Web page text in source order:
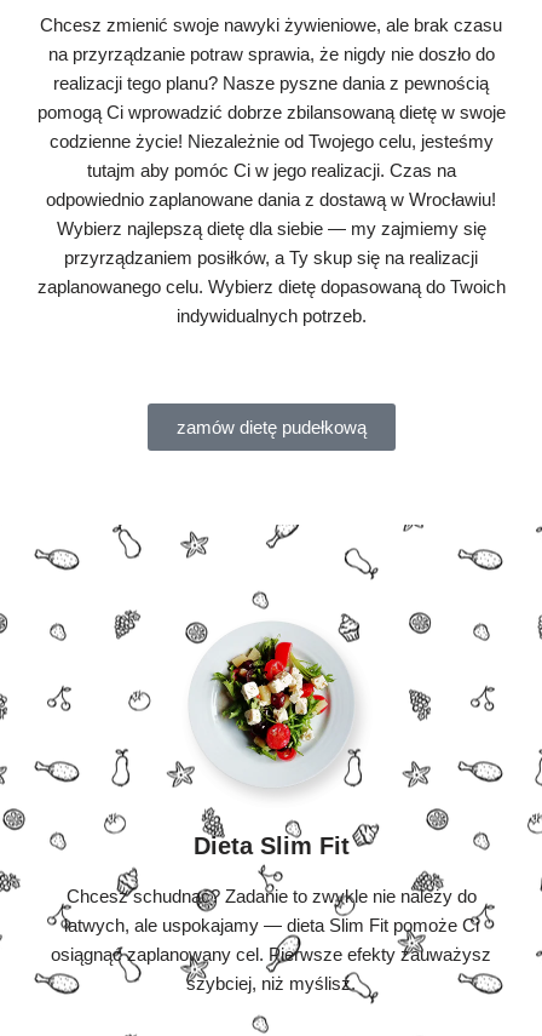
Chcesz zmienić swoje nawyki żywieniowe, ale brak czasu
na przyrządzanie potraw sprawia, że nigdy nie doszło do
realizacji tego planu? Nasze pyszne dania z pewnością
pomogą Ci wprowadzić dobrze zbilansowaną dietę w swoje
codzienne życie! Niezależnie od Twojego celu, jesteśmy
tutajm aby pomóc Ci w jego realizacji. Czas na
odpowiednio zaplanowane dania z dostawą w Wrocławiu!
Wybierz najlepszą dietę dla siebie — my zajmiemy się
przyrządzaniem posiłków, a Ty skup się na realizacji
zaplanowanego celu. Wybierz dietę dopasowaną do Twoich
indywidualnych potrzeb.
zamów dietę pudełkową
Dieta Slim Fit
Chcesz schudnąć? Zadanie to zwykle nie należy do
łatwych, ale uspokajamy — dieta Slim Fit pomoże Ci
osiągnąć zaplanowany cel. Pierwsze efekty zauważysz
szybciej, niż myślisz.